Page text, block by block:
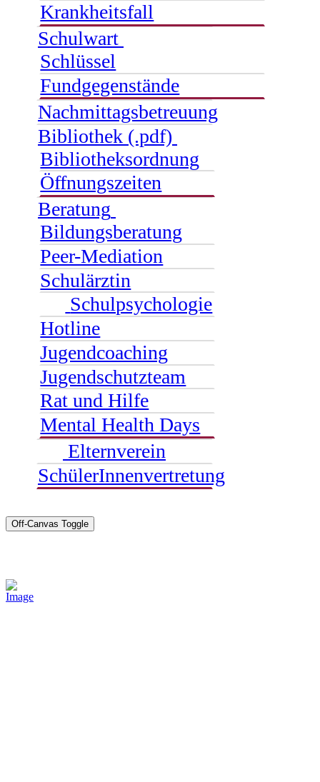
Krankheitsfall
Schulwart
Schlüssel
Fundgegenstände
Nachmittagsbetreuung
Bibliothek (.pdf)
Bibliotheksordnung
Öffnungszeiten
Beratung
Bildungsberatung
Peer-Mediation
Schulärztin
Schulpsychologie
Hotline
Jugendcoaching
Jugendschutzteam
Rat und Hilfe
Mental Health Days
Elternverein
SchülerInnenvertretung
Off-Canvas Toggle